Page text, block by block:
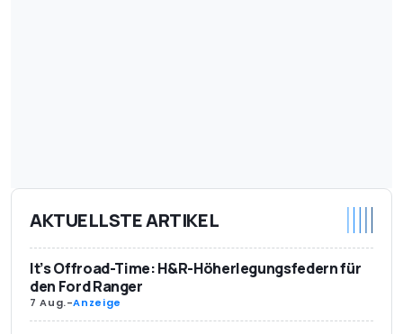
AKTUELLSTE ARTIKEL
It’s Offroad-Time: H&R-Höherlegungsfedern für
den Ford Ranger
7 Aug.-Anzeige